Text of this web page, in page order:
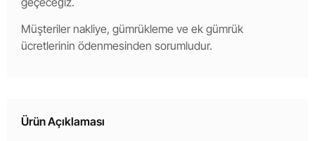
Müşteriler nakliye, gümrükleme ve ek gümrük
ücretlerinin ödenmesinden sorumludur.
Ürün Açıklaması